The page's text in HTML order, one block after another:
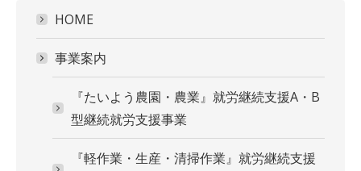
HOME
事業案内
『たいよう農園・農業』就労継続支援A・B
型継続就労支援事業
『軽作業・生産・清掃作業』就労継続支援